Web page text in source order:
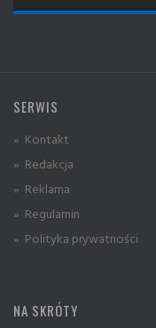
SERWIS
» Kontakt
» Redakcja
» Reklama
» Regulamin
» Polityka prywatności
NA SKRÓTY